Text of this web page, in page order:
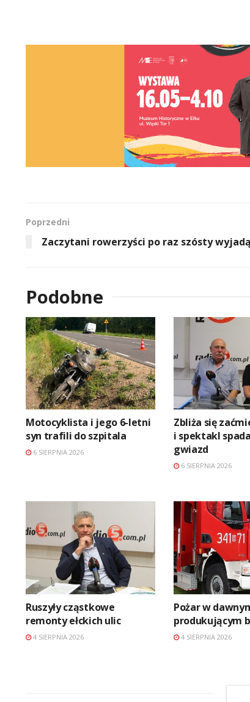
Poprzedni
Zaczytani rowerzyści po raz szósty
Podobne
Motocyklista i jego 6-letni
syn trafili do szpitala
6 SIERPNIA 2026
Zbliża się
i spektakl
gwiazd
6 SIERPNIA 2026
Ruszyły cząstkowe
remonty ełckich ulic
4 SIERPNIA 2026
Pożar w
produkującym
4 SIERPNIA 2026